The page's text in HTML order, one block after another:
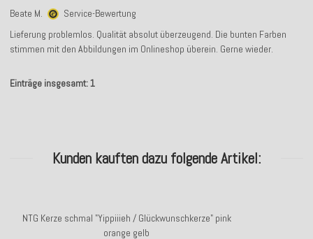
Beate M.
Service-Bewertung
Lieferung problemlos. Qualität absolut überzeugend. Die bunten Farben
stimmen mit den Abbildungen im Onlineshop überein. Gerne wieder.
Einträge insgesamt: 1
Kunden kauften dazu folgende Artikel:
NTG Kerze schmal "Yippiiieh / Glückwunschkerze" pink
orange gelb